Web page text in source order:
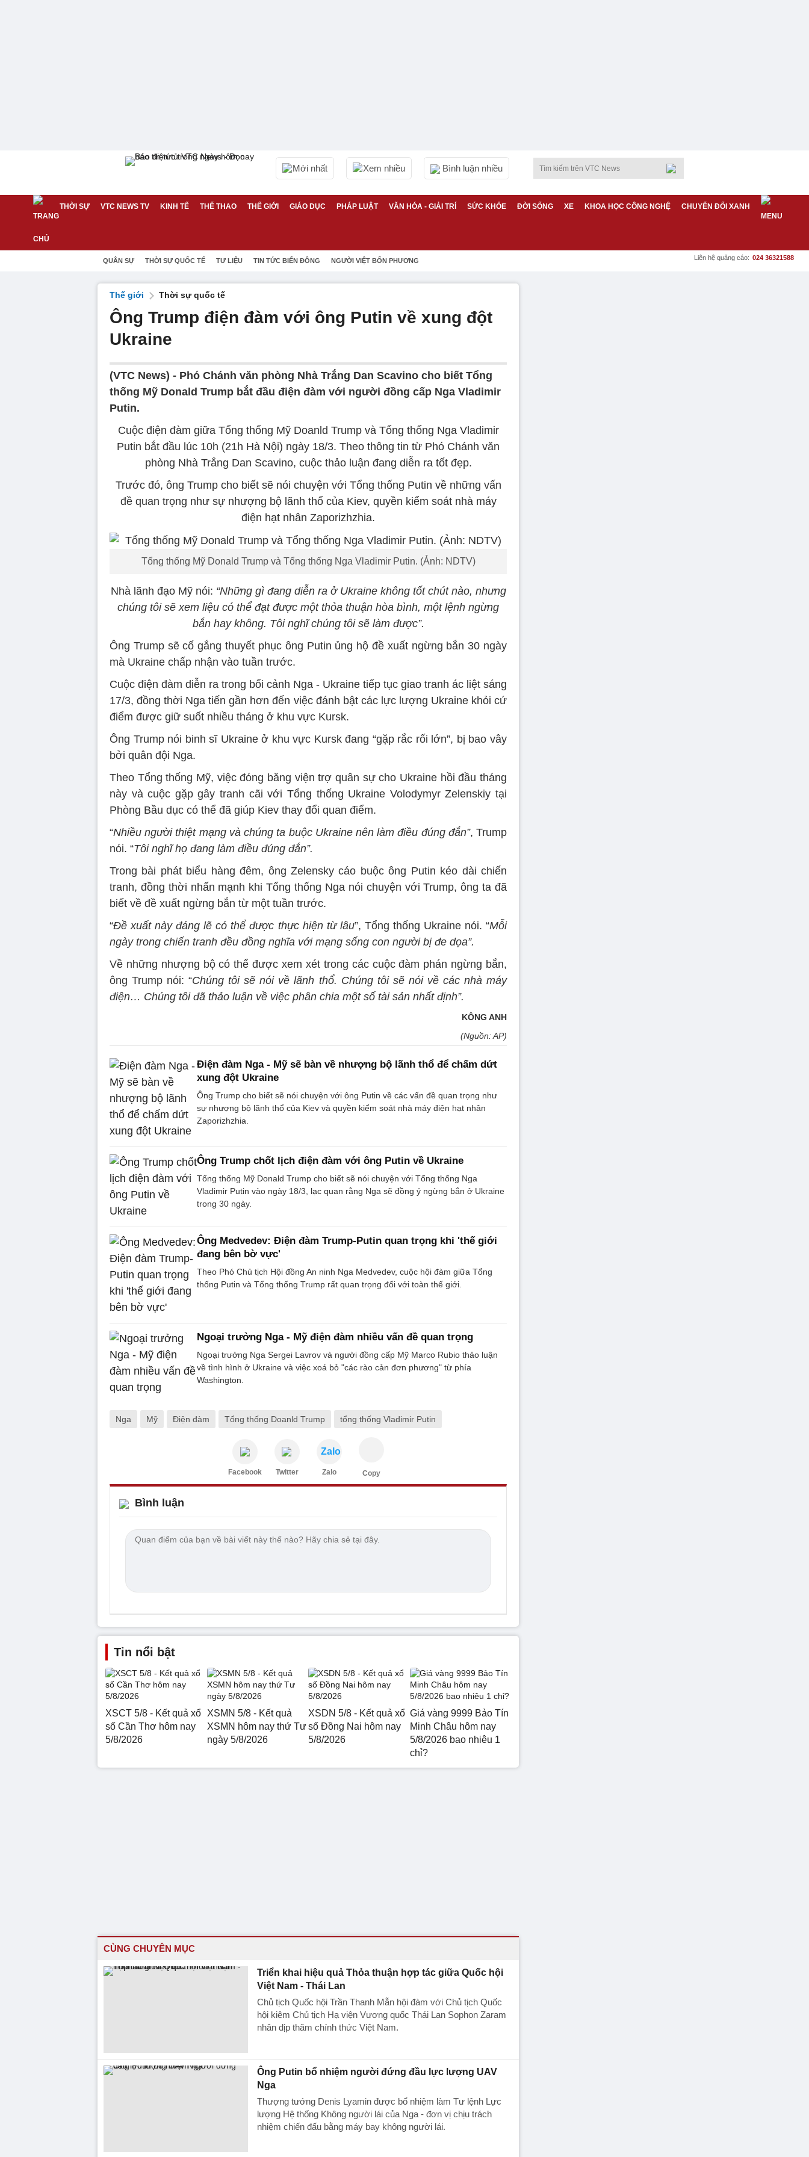
Mới nhất Xem nhiều Bình luận nhiều
THỜI SỰ VTC NEWS TV KINH TẾ THỂ THAO THẾ GIỚI GIÁO DỤC PHÁP LUẬT VĂN HÓA - GIẢI TRÍ SỨC KHỎE ĐỜI SỐNG XE KHOA HỌC CÔNG NGHỆ CHUYỂN ĐỔI XANH
QUÂN SỰ THỜI SỰ QUỐC TẾ TƯ LIỆU TIN TỨC BIỂN ĐÔNG NGƯỜI VIỆT BỐN PHƯƠNG Liên hệ quảng cáo: 024 36321588
Thế giới Thời sự quốc tế
Ông Trump điện đàm với ông Putin về xung đột
Ukraine
(VTC News) - Phó Chánh văn phòng Nhà Trắng Dan Scavino cho biết Tổng
thống Mỹ Donald Trump bắt đầu điện đàm với người đồng cấp Nga Vladimir
Putin.
Cuộc điện đàm giữa Tổng thống Mỹ Doanld Trump và Tổng thống Nga Vladimir
Putin bắt đầu lúc 10h (21h Hà Nội) ngày 18/3. Theo thông tin từ Phó Chánh văn
phòng Nhà Trắng Dan Scavino, cuộc thảo luận đang diễn ra tốt đẹp.
Trước đó, ông Trump cho biết sẽ nói chuyện với Tổng thống Putin về những vấn
đề quan trọng như sự nhượng bộ lãnh thổ của Kiev, quyền kiểm soát nhà máy
điện hạt nhân Zaporizhzhia.
Tổng thống Mỹ Donald Trump và Tổng thống Nga Vladimir Putin. (Ảnh: NDTV)
Nhà lãnh đạo Mỹ nói: “Những gì đang diễn ra ở Ukraine không tốt chút nào, nhưng
chúng tôi sẽ xem liệu có thể đạt được một thỏa thuận hòa bình, một lệnh ngừng
bắn hay không. Tôi nghĩ chúng tôi sẽ làm được”.
Ông Trump sẽ cố gắng thuyết phục ông Putin ủng hộ đề xuất ngừng bắn 30 ngày
mà Ukraine chấp nhận vào tuần trước.
Cuộc điện đàm diễn ra trong bối cảnh Nga - Ukraine tiếp tục giao tranh ác liệt sáng
17/3, đồng thời Nga tiến gần hơn đến việc đánh bật các lực lượng Ukraine khỏi cứ
điểm được giữ suốt nhiều tháng ở khu vực Kursk.
Ông Trump nói binh sĩ Ukraine ở khu vực Kursk đang “gặp rắc rối lớn”, bị bao vây
bởi quân đội Nga.
Theo Tổng thống Mỹ, việc đóng băng viện trợ quân sự cho Ukraine hồi đầu tháng
này và cuộc gặp gây tranh cãi với Tổng thống Ukraine Volodymyr Zelenskiy tại
Phòng Bầu dục có thể đã giúp Kiev thay đổi quan điểm.
“Nhiều người thiệt mạng và chúng ta buộc Ukraine nên làm điều đúng đắn”, Trump
nói. “Tôi nghĩ họ đang làm điều đúng đắn”.
Trong bài phát biểu hàng đêm, ông Zelensky cáo buộc ông Putin kéo dài chiến
tranh, đồng thời nhấn mạnh khi Tổng thống Nga nói chuyện với Trump, ông ta đã
biết về đề xuất ngừng bắn từ một tuần trước.
“Đề xuất này đáng lẽ có thể được thực hiện từ lâu”, Tổng thống Ukraine nói. “Mỗi
ngày trong chiến tranh đều đồng nghĩa với mạng sống con người bị đe dọa”.
Về những nhượng bộ có thể được xem xét trong các cuộc đàm phán ngừng bắn,
ông Trump nói: “Chúng tôi sẽ nói về lãnh thổ. Chúng tôi sẽ nói về các nhà máy
điện… Chúng tôi đã thảo luận về việc phân chia một số tài sản nhất định”.
KÔNG ANH
(Nguồn: AP)
Điện đàm Nga - Mỹ sẽ bàn về nhượng bộ lãnh thổ để chấm dứt
xung đột Ukraine
Ông Trump cho biết sẽ nói chuyện với ông Putin về các vấn đề quan trọng như
sự nhượng bộ lãnh thổ của Kiev và quyền kiểm soát nhà máy điện hạt nhân
Zaporizhzhia.
Ông Trump chốt lịch điện đàm với ông Putin về Ukraine
Tổng thống Mỹ Donald Trump cho biết sẽ nói chuyện với Tổng thống Nga
Vladimir Putin vào ngày 18/3, lạc quan rằng Nga sẽ đồng ý ngừng bắn ở Ukraine
trong 30 ngày.
Ông Medvedev: Điện đàm Trump-Putin quan trọng khi 'thế giới
đang bên bờ vực'
Theo Phó Chủ tịch Hội đồng An ninh Nga Medvedev, cuộc hội đàm giữa Tổng
thống Putin và Tổng thống Trump rất quan trọng đối với toàn thế giới.
Ngoại trưởng Nga - Mỹ điện đàm nhiều vấn đề quan trọng
Ngoại trưởng Nga Sergei Lavrov và người đồng cấp Mỹ Marco Rubio thảo luận
về tình hình ở Ukraine và việc xoá bỏ "các rào cản đơn phương" từ phía
Washington.
Nga Mỹ Điện đàm Tổng thống Doanld Trump tổng thống Vladimir Putin
Facebook Twitter
Zalo
Zalo Copy
Bình luận
Tin nổi bật
XSCT 5/8 - Kết quả xổ
số Cần Thơ hôm nay
5/8/2026
XSMN 5/8 - Kết quả
XSMN hôm nay thứ Tư
ngày 5/8/2026
XSDN 5/8 - Kết quả xổ
số Đồng Nai hôm nay
5/8/2026
Giá vàng 9999 Bảo Tín
Minh Châu hôm nay
5/8/2026 bao nhiêu 1
chỉ?
CÙNG CHUYÊN MỤC
Triển khai hiệu quả Thỏa thuận hợp tác giữa Quốc hội
Việt Nam - Thái Lan
Chủ tịch Quốc hội Trần Thanh Mẫn hội đàm với Chủ tịch Quốc
hội kiêm Chủ tịch Hạ viện Vương quốc Thái Lan Sophon Zaram
nhân dịp thăm chính thức Việt Nam.
Ông Putin bổ nhiệm người đứng đầu lực lượng UAV
Nga
Thượng tướng Denis Lyamin được bổ nhiệm làm Tư lệnh Lực
lượng Hệ thống Không người lái của Nga - đơn vị chịu trách
nhiệm chiến đấu bằng máy bay không người lái.